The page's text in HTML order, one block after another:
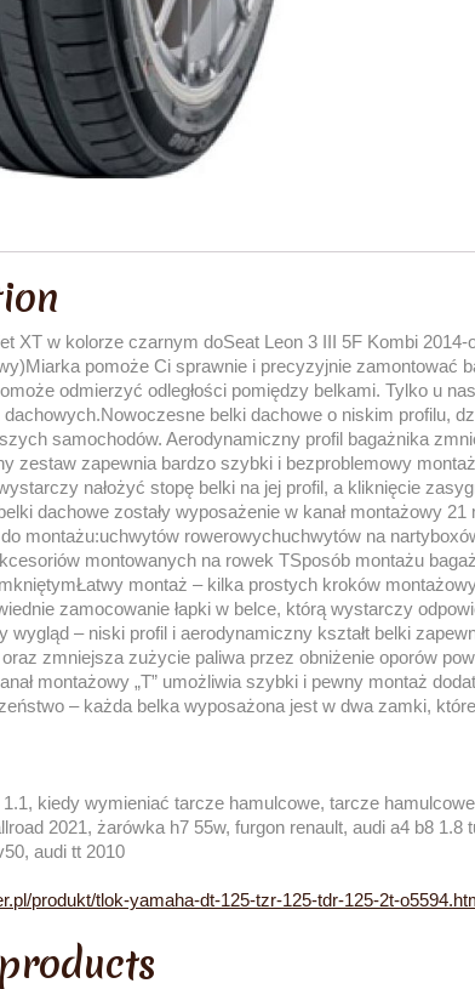
XT w kolorze czarnym doSeat Leon 3 III 5F Kombi
pomoże Ci sprawnie i precyzyjnie zamontować
odmierzyć odległości pomiędzy belkami. Tylko u
belki dachowe o niskim profilu,
samochodów. Aerodynamiczny profil bagażnika
zestaw zapewnia bardzo szybki i bezproblemowy
nałożyć stopę belki na jej profil, a kliknięcie
dachowe zostały wyposażenie w kanał montażowy
montażu:uchwytów rowerowychuchwytów na
montowanych na rowek TSposób montażu
montaż – kilka prostych kroków
zamocowanie łapki w belce, którą wystarczy
wygląd – niski profil i aerodynamiczny kształt belki
oraz zmniejsza zużycie paliwa przez obniżenie oporów
montażowy „T” umożliwia szybki i pewny montaż
– każda belka wyposażona jest w dwa zamki,
kiedy wymieniać tarcze hamulcowe, tarcze
2021, żarówka h7 55w, furgon renault, audi a4 b8
audi tt 2010
produkt/tlok-yamaha-dt-125-tzr-125-tdr-125-2t-